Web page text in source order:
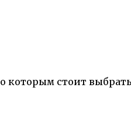
которым стоит